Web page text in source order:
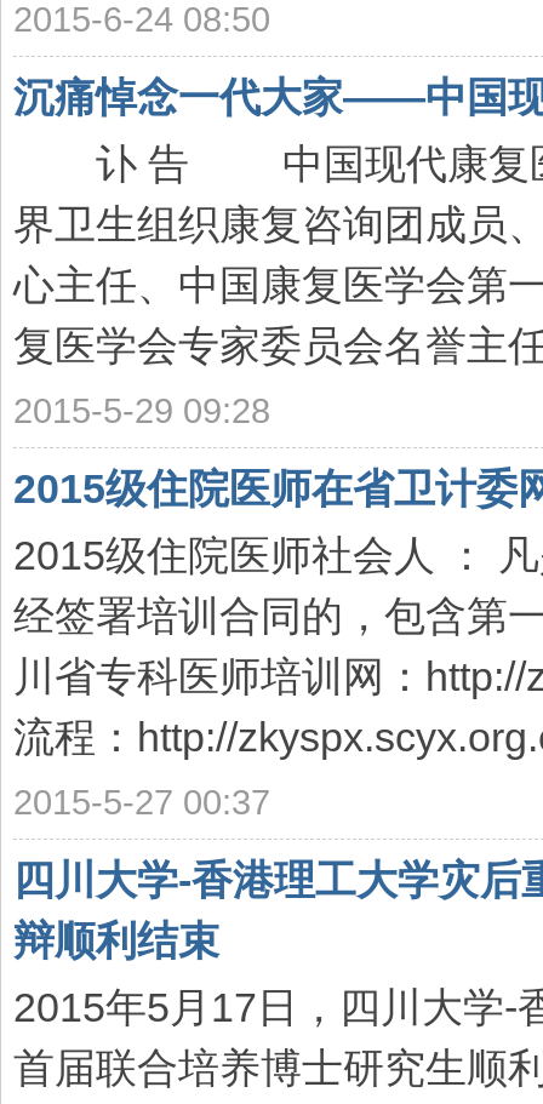
2015-6-24 08:50
沉痛悼念一代大家——中国
讣 告 中国现代康复医
界卫生组织康复咨询团成员
心主任、中国康复医学会第
复医学会专家委员会名誉主
2015-5-29 09:28
2015级住院医师在省卫计委
2015级住院医师社会人 ：
经签署培训合同的，包含第
川省专科医师培训网：
流程：http://
2015-5-27 00:37
四川大学-香港理工大学灾
辩顺利结束
2015年5月17日，四川大学-
首届联合培养博士研究生顺